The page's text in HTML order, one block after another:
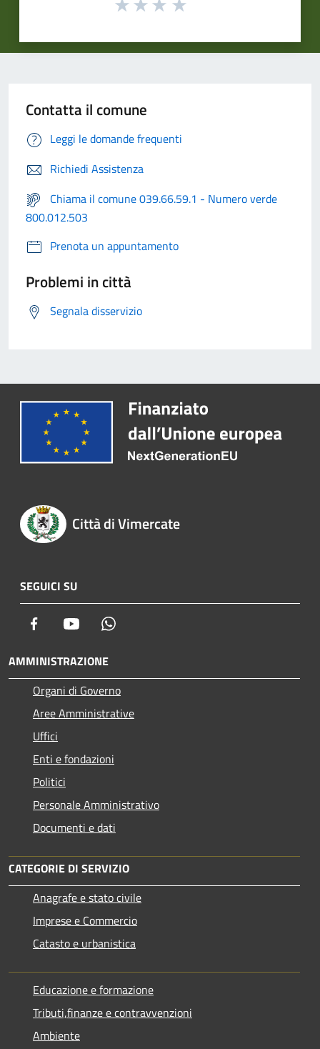
Contatta il comune
Leggi le domande frequenti
Richiedi Assistenza
Chiama il comune 039.66.59.1 - Numero verde
800.012.503
Prenota un appuntamento
Problemi in città
Segnala disservizio
Città di Vimercate
SEGUICI SU
Facebook Youtube
AMMINISTRAZIONE
Organi di Governo
Aree Amministrative
Uffici
Enti e fondazioni
Politici
Personale Amministrativo
Documenti e dati
CATEGORIE DI SERVIZIO
Anagrafe e stato civile
Imprese e Commercio
Catasto e urbanistica
Educazione e formazione
Tributi,finanze e contravvenzioni
Ambiente